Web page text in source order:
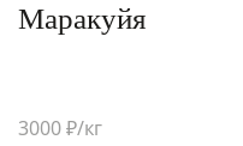
Маракуйя
3000 ₽/кг